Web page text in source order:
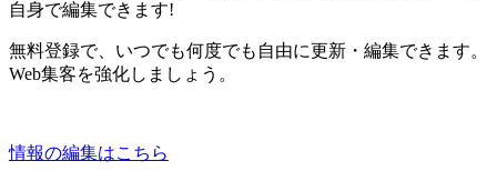
自身で編集できます!
無料登録で、いつでも何度でも自由に更新・編集できます。
Web集客を強化しましょう。
情報の編集はこちら